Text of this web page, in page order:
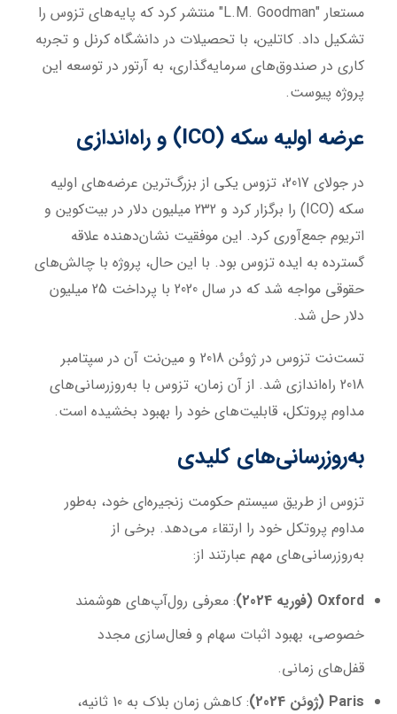
مستعار "L.M. Goodman" منتشر کرد که پایه‌های تزوس را
تشکیل داد. کاتلین، با تحصیلات در دانشگاه کرنل و تجربه
کاری در صندوق‌های سرمایه‌گذاری، به آرتور در توسعه این
پروژه پیوست.
عرضه اولیه سکه (ICO) و راه‌اندازی
در جولای 2017، تزوس یکی از بزرگ‌ترین عرضه‌های اولیه
سکه (ICO) را برگزار کرد و 232 میلیون دلار در بیت‌کوین و
اتریوم جمع‌آوری کرد. این موفقیت نشان‌دهنده علاقه
گسترده به ایده تزوس بود. با این حال، پروژه با چالش‌های
حقوقی مواجه شد که در سال 2020 با پرداخت 25 میلیون
دلار حل شد.
تست‌نت تزوس در ژوئن 2018 و مین‌نت آن در سپتامبر
2018 راه‌اندازی شد. از آن زمان، تزوس با به‌روزرسانی‌های
مداوم پروتکل، قابلیت‌های خود را بهبود بخشیده است.
به‌روزرسانی‌های کلیدی
تزوس از طریق سیستم حکومت زنجیره‌ای خود، به‌طور
مداوم پروتکل خود را ارتقاء می‌دهد. برخی از
به‌روزرسانی‌های مهم عبارتند از:
Oxford ( فوریه 2024 ): معرفی رول‌آپ‌های هوشمند
خصوصی، بهبود اثبات سهام و فعال‌سازی مجدد
قفل‌های زمانی.
Paris ( ژوئن 2024 )
: کاهش زمان بلاک به 10 ثانیه،